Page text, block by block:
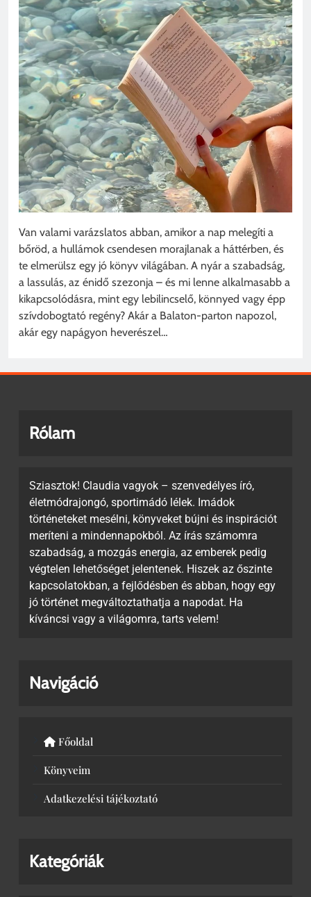
Van valami varázslatos abban, amikor a nap melegíti a
bőröd, a hullámok csendesen morajlanak a háttérben, és
te elmerülsz egy jó könyv világában. A nyár a szabadság,
a lassulás, az énidő szezonja – és mi lenne alkalmasabb a
kikapcsolódásra, mint egy lebilincselő, könnyed vagy épp
szívdobogtató regény? Akár a Balaton-parton napozol,
akár egy napágyon heverészel…
Rólam
Sziasztok! Claudia vagyok – szenvedélyes író,
életmódrajongó, sportimádó lélek. Imádok
történeteket mesélni, könyveket bújni és inspirációt
meríteni a mindennapokból. Az írás számomra
szabadság, a mozgás energia, az emberek pedig
végtelen lehetőséget jelentenek. Hiszek az őszinte
kapcsolatokban, a fejlődésben és abban, hogy egy
jó történet megváltoztathatja a napodat. Ha
kíváncsi vagy a világomra, tarts velem!
Navigáció
Főoldal
Könyveim
Adatkezelési tájékoztató
Kategóriák